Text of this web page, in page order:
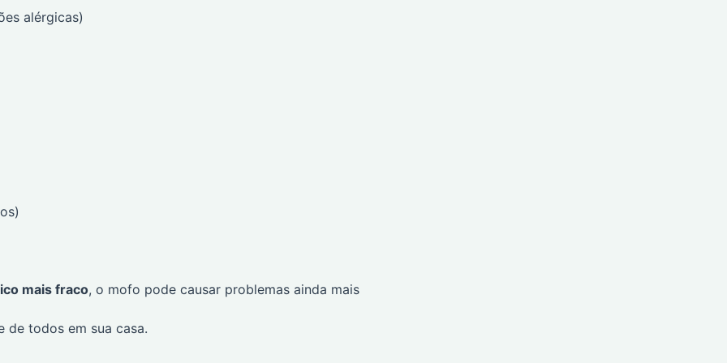
alérgicas)
mais fraco, o mofo pode causar problemas ainda mais
de todos em sua casa.